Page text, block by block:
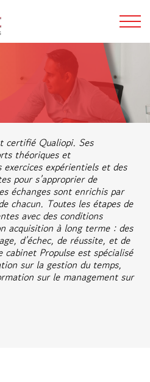
certifié Qualiopi. Ses
théoriques et
expérientiels et des
pour s’approprier de
échanges sont enrichis par
chacun. Toutes les étapes de
avec des conditions
acquisition à long terme : des
d’échec, de réussite, et de
cabinet Propulse est spécialisé
sur la gestion du temps,
sur le management sur